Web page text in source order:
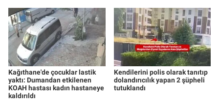
Kağıthane'de çocuklar lastik
yaktı: Dumandan etkilenen
KOAH hastası kadın hastaneye
kaldırıldı
Kendilerini polis olarak tanıtıp
dolandırıcılık yapan 2 şüpheli
tutuklandı